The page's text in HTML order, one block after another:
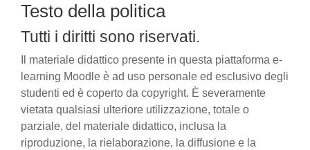
Testo della politica
Tutti i diritti sono riservati.
Il materiale didattico presente in questa piattaforma e-
learning Moodle è ad uso personale ed esclusivo degli
studenti ed è coperto da copyright. È severamente
vietata qualsiasi ulteriore utilizzazione, totale o
parziale, del materiale didattico, inclusa la
riproduzione, la rielaborazione, la diffusione e la